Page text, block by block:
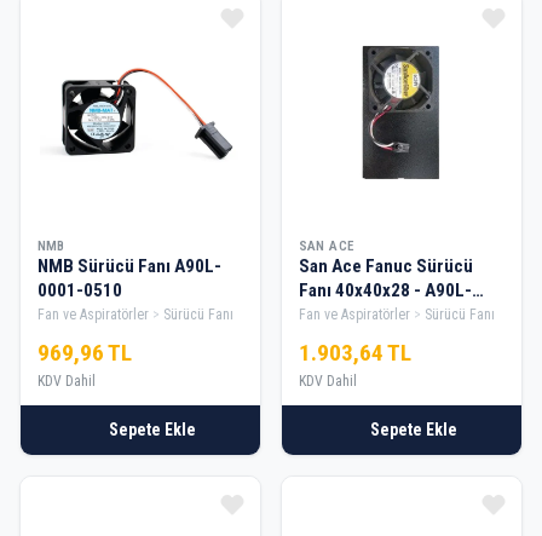
NMB
NMB Sürücü Fanı A90L-
0001-0510
Fan ve Aspiratörler Sürücü Fanı
969,96 TL
KDV Dahil
Sepete Ekle
SAN ACE
San Ace Fanuc Sürücü
Fanı 40x40x28 - A90L-
0001-0580-B
Fan ve Aspiratörler Sürücü Fanı
1.903,64 TL
KDV Dahil
Sepete Ekle